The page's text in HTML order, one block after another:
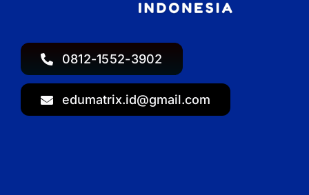
0812-1552-3902
edumatrix.id@gmail.com